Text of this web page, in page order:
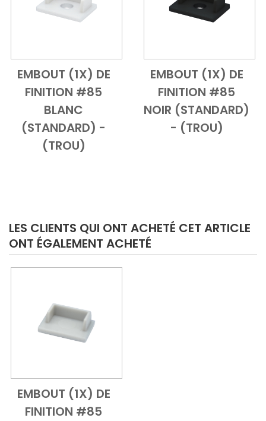
Add to CartVue d'ensemble
EMBOUT (1X) DE
FINITION #85
BLANC
(STANDARD) -
(TROU)
Add to Cart
Vue
EMBOUT (1X) DE
FINITION #85
NOIR (STANDARD)
- (TROU)
LES CLIENTS QUI ONT ACHETÉ CET ARTICLE
ONT ÉGALEMENT ACHETÉ
Add to Cart
Vue d'ensemble
EMBOUT (1X) DE
FINITION #85